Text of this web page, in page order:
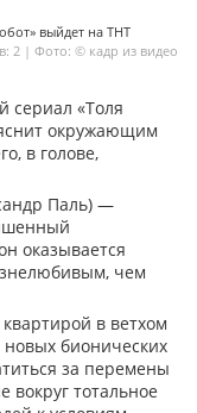
2 | Фото: © кадр из видео
сериал «Толя
окружающим
в голове,
Паль) —
оказывается
чем
в ветхом
бионических
за перемены
тотальное